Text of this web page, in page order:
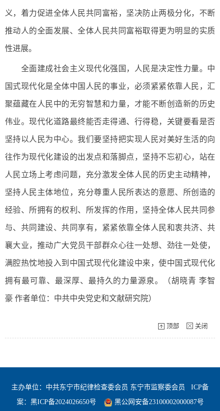
义，着力促进全体人民共同富裕，坚决防止两极分化，不断
推动人的全面发展、全体人民共同富裕取得更为明显的实质
性进展。
全面建成社会主义现代化强国，人民是决定性力量。中
国式现代化是全体中国人民的事业，必须紧紧依靠人民，汇
聚蕴藏在人民中的无穷智慧和力量，才能不断创造新的历史
伟业。现代化道路最终能否走得通、行得稳，关键要看是否
坚持以人民为中心。我们要坚持把实现人民对美好生活的向
往作为现代化建设的出发点和落脚点，坚持不忘初心，站在
人民立场上考虑问题，充分激发全体人民的历史主动精神，
坚持人民主体地位，充分尊重人民所表达的意愿、所创造的
经验、所拥有的权利、所发挥的作用，坚持全体人民共同参
与、共同建设、共同享有，紧紧依靠全体人民和衷共济、共
襄大业，推动广大党员干部群众心往一处想、劲往一处使，
满腔热忱地投入到中国式现代化建设中来，使中国式现代化
拥有最可靠、最深厚、最持久的力量源泉。（胡晓青 李智
豪 作者单位：中共中央党史和文献研究院）
顶部 关闭
主办单位：中共东宁市纪律检查委会员 东宁市监察委会员
ICP备
案： 黑ICP备2024026650号 黑公网安备23100002000087号